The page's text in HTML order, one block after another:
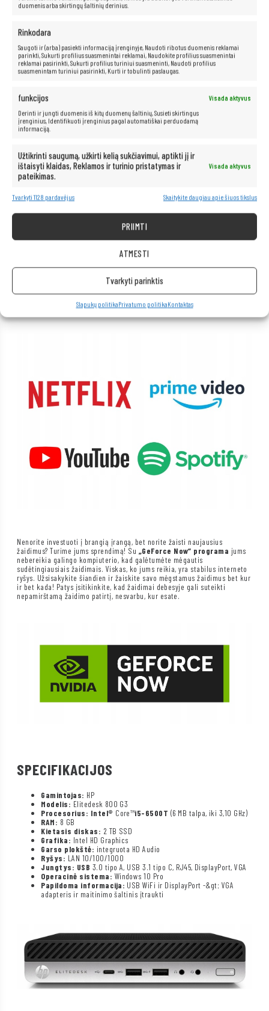
duomenis arba skirtingų šaltinių derinius.
Rinkodara
Saugoti ir (arba) pasiekti informaciją įrenginyje, Naudoti ribotus duomenis reklamai
parinkti, Sukurti profilius suasmenintai reklamai, Naudokite profilius suasmenintai
reklamai pasirinkti, Sukurti profilius turiniui suasmeninti, Naudoti profilius
suasmenintam turiniui pasirinkti, Kurti ir tobulinti paslaugas.
funkcijos
Visada aktyvus
Derinti ir jungti duomenis iš kitų duomenų šaltinių, Susieti skirtingus
įrenginius, Identifikuoti įrenginius pagal automatiškai perduodamą
informaciją.
Užtikrinti saugumą, užkirti kelią sukčiavimui, aptikti jį ir
ištaisyti klaidas, Reklamos ir turinio pristatymas ir
pateikimas.
Visada aktyvus
Tvarkyti 1128 pardavėjus Skaitykite daugiau apie šiuos tikslus
PRIIMTI
ATMESTI
Tvarkyti parinktis
Slapukų politikaPrivatumo politikaKontaktas
Neribotos multimedijos galimybės yra
Be vargo transliuokite filmus ir muziką geriausia kokybe iš tokių
platformų kaip „Netflix“, „HBO“, „Amazon“, „YouTube“, „Spotify“ ir
Nenorite investuoti į brangią įrangą, bet norite žaisti naujausius
žaidimus? Turime jums sprendimą! Su „GeForce Now“ programa jums
nebereikia galingo kompiuterio, kad galėtumėte mėgautis
sudėtingiausiais žaidimais. Viskas, ko jums reikia, yra stabilus interneto
ryšys. Užsisakykite šiandien ir žaiskite savo mėgstamus žaidimus bet kur
ir bet kada! Patys įsitikinkite, kad žaidimai debesyje gali suteikti
nepamirštamą žaidimo patirtį, nesvarbu, kur esate.
SPECIFIKACIJOS
Gamintojas: HP
Modelis: Elitedesk 800 G3
Procesorius: Intel® Core™i5-6500T (6 MB talpa, iki 3,10 GHz)
RAM: 8 GB
Kietasis diskas: 2 TB SSD
Grafika: Intel HD Graphics
Garso plokštė: integruota HD Audio
Ryšys: LAN 10/100/1000
Jungtys: USB 3.0 tipo A, USB 3.1 tipo C, RJ45, DisplayPort, VGA
Operacinė sistema: Windows 10 Pro
Papildoma informacija: USB WiFi ir DisplayPort -&gt; VGA
adapteris ir maitinimo šaltinis įtraukti